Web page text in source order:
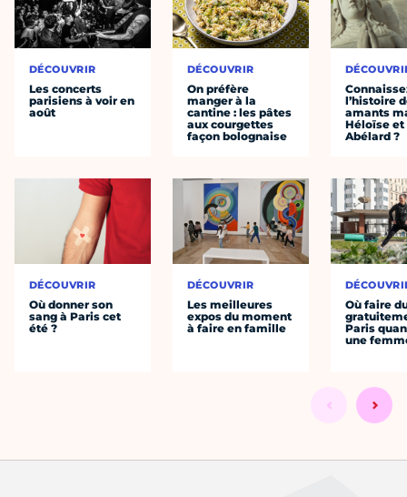
DÉCOUVRIR
Les concerts
parisiens à voir en
août
DÉCOUVRIR
Où donner son
sang à Paris cet
été ?
DÉCOUVRIR
On préfère
manger à la
cantine : les pâtes
aux courgettes
façon bolognaise
DÉCOUVRIR
Les meilleures
expos du moment
à faire en famille
l’histoire
amants
Héloïse et
Abélard ?
Où faire
Paris
une